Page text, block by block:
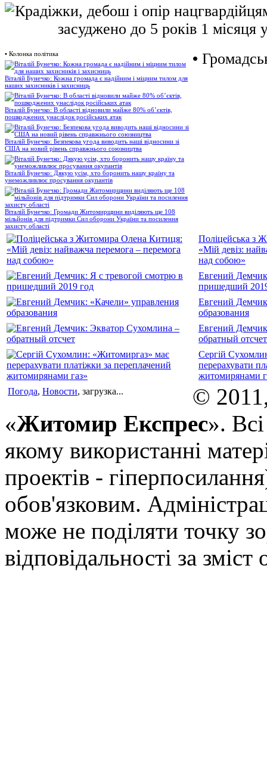
• Колонка політика
Віталій Бунечко: Кожна громада є надійним і міцним тилом для
наших захисників і захисниць
Віталій Бунечко: В області відновили майже 80% об’єктів,
пошкоджених унаслідок російських атак
Віталій Бунечко: Безпекова угода виводить наші відносини зі
США на новий рівень справжнього союзництва
Віталій Бунечко: Дякую усім, хто боронить нашу країну та
унеможливлює просування окупантів
Віталій Бунечко: Громади Житомирщини виділяють ще 108
мільйонів для підтримки Сил оборони України та посилення
захисту області
•
Поліцейська з
«Мій девіз:
над собою»
Евгений
пришедший
Евгений
образования
Евгений
обратный отсчет
Сергій
перерахувати
житомирянами
Погода, Новости, загрузка...
©
«Житомир Експрес».
якому використанні
проектів -
обов'язковим.
може не поділяти точку
відповідальності за